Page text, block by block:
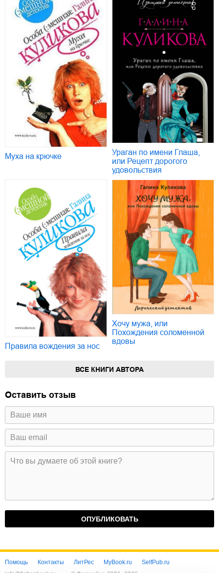
Муха на крючке
Ураган по имени Глаша,
или Рецепт дорогого
удовольствия
Правила вождения за нос
Хочу мужа, или
Похождения соломенной
вдовы
ВСЕ КНИГИ АВТОРА
Оставить отзыв
Помощь Контакты ЛитРес MyBook.ru
SelfPub.ru